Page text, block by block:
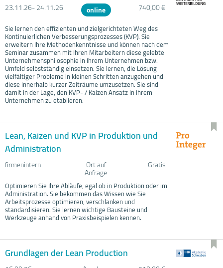
23.11.26- 24.11.26 online 740,00 €
Sie lernen den effizienten und zielgerichteten Weg des
Kontinuierlichen Verbesserungsprozesses (KVP). Sie
erweitern Ihre Methodenkenntnisse und können nach dem
Seminar zusammen mit Ihren Mitarbeitern diese gelebte
Unternehmensphilosophie in Ihrem Unternehmen bzw.
Umfeld selbstständig einsetzen. Sie lernen, die Lösung
vielfältiger Probleme in kleinen Schritten anzugehen und
diese innerhalb kurzer Zeiträume umzusetzen. Sie sind
damit in der Lage, den KVP- / Kaizen Ansatz in Ihrem
Unternehmen zu etablieren.
Lean, Kaizen und KVP in Produktion und
Administration
firmenintern Ort auf
Anfrage
Gratis
Optimieren Sie Ihre Abläufe, egal ob in Produktion oder im
Administration. Sie bekommen das Wissen wie Sie
Arbeitsprozesse optimieren, verschlanken und
standardisieren. Sie lernen wichtige Bausteine und
Werkzeuge anhand von Praxisbeispielen kennen.
Grundlagen der Lean Production